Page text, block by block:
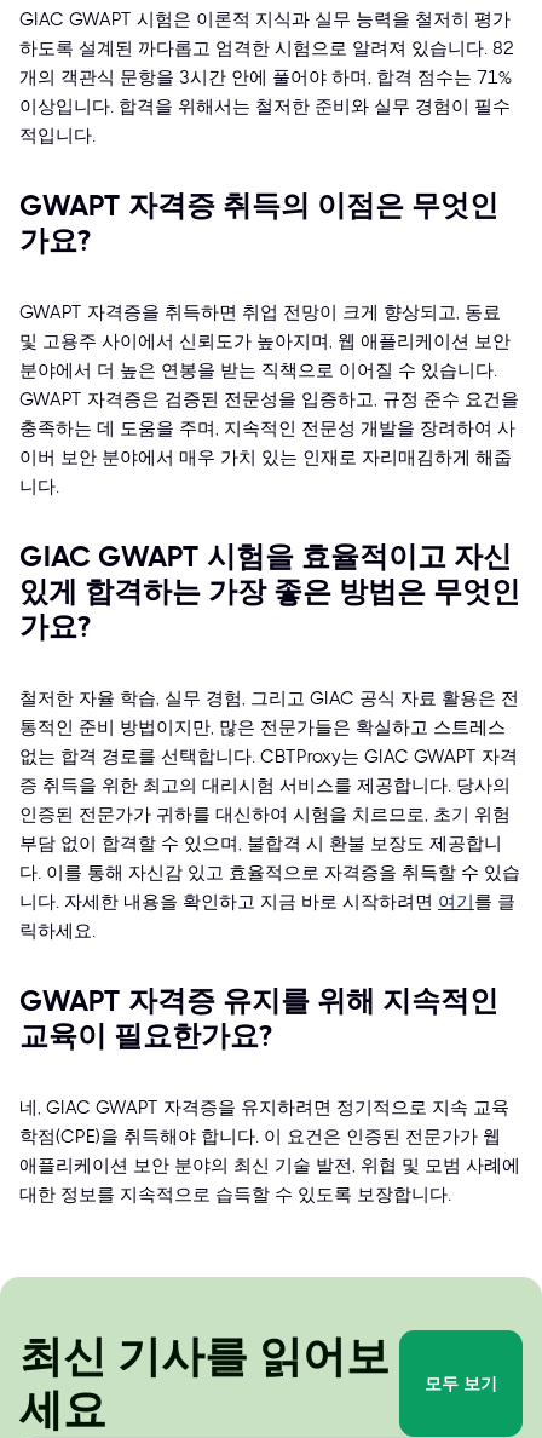
GIAC GWAPT 시험은 이론적 지식과 실무 능력을 철저히 평가
하도록 설계된 까다롭고 엄격한 시험으로 알려져 있습니다. 82
개의 객관식 문항을 3시간 안에 풀어야 하며, 합격 점수는 71%
이상입니다. 합격을 위해서는 철저한 준비와 실무 경험이 필수
적입니다.
GWAPT 자격증 취득의 이점은 무엇인
가요?
GWAPT 자격증을 취득하면 취업 전망이 크게 향상되고, 동료
및 고용주 사이에서 신뢰도가 높아지며, 웹 애플리케이션 보안
분야에서 더 높은 연봉을 받는 직책으로 이어질 수 있습니다.
GWAPT 자격증은 검증된 전문성을 입증하고, 규정 준수 요건을
충족하는 데 도움을 주며, 지속적인 전문성 개발을 장려하여 사
이버 보안 분야에서 매우 가치 있는 인재로 자리매김하게 해줍
니다.
GIAC GWAPT 시험을 효율적이고 자신
있게 합격하는 가장 좋은 방법은 무엇인
가요?
철저한 자율 학습, 실무 경험, 그리고 GIAC 공식 자료 활용은 전
통적인 준비 방법이지만, 많은 전문가들은 확실하고 스트레스
없는 합격 경로를 선택합니다. CBTProxy는 GIAC GWAPT 자격
증 취득을 위한 최고의 대리시험 서비스를 제공합니다. 당사의
인증된 전문가가 귀하를 대신하여 시험을 치르므로, 초기 위험
부담 없이 합격할 수 있으며, 불합격 시 환불 보장도 제공합니
다. 이를 통해 자신감 있고 효율적으로 자격증을 취득할 수 있습
니다. 자세한 내용을 확인하고 지금 바로 시작하려면 여기를 클
릭하세요.
GWAPT 자격증 유지를 위해 지속적인
교육이 필요한가요?
네, GIAC GWAPT 자격증을 유지하려면 정기적으로 지속 교육
학점(CPE)을 취득해야 합니다. 이 요건은 인증된 전문가가 웹
애플리케이션 보안 분야의 최신 기술 발전, 위협 및 모범 사례에
대한 정보를 지속적으로 습득할 수 있도록 보장합니다.
최신 기사를 읽어보
세요
모두 보기